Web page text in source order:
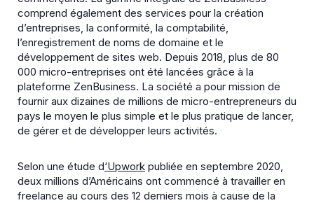
comprend également des services pour la création
d’entreprises, la conformité, la comptabilité,
l’enregistrement de noms de domaine et le
développement de sites web. Depuis 2018, plus de 80
000 micro-entreprises ont été lancées grâce à la
plateforme ZenBusiness. La société a pour mission de
fournir aux dizaines de millions de micro-entrepreneurs du
pays le moyen le plus simple et le plus pratique de lancer,
de gérer et de développer leurs activités.
Selon une étude d‘Upwork publiée en septembre 2020,
deux millions d’Américains ont commencé à travailler en
freelance au cours des 12 derniers mois à cause de la